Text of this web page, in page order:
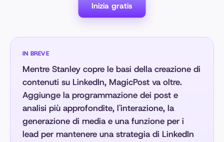
Inizia gratis
IN BREVE
Mentre Stanley copre le basi della creazione di
contenuti su LinkedIn, MagicPost va oltre.
Aggiunge la programmazione dei post e
analisi più approfondite, l'interazione, la
generazione di media e una funzione per i
lead per mantenere una strategia di LinkedIn